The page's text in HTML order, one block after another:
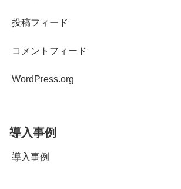
投稿フィード
コメントフィード
WordPress.org
導入事例
導入事例